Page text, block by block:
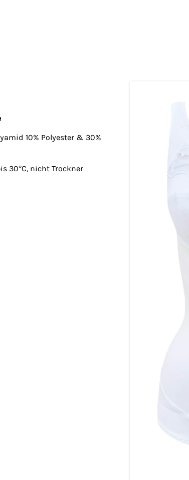
10% Polyester & 30%
30°C, nicht Trockner